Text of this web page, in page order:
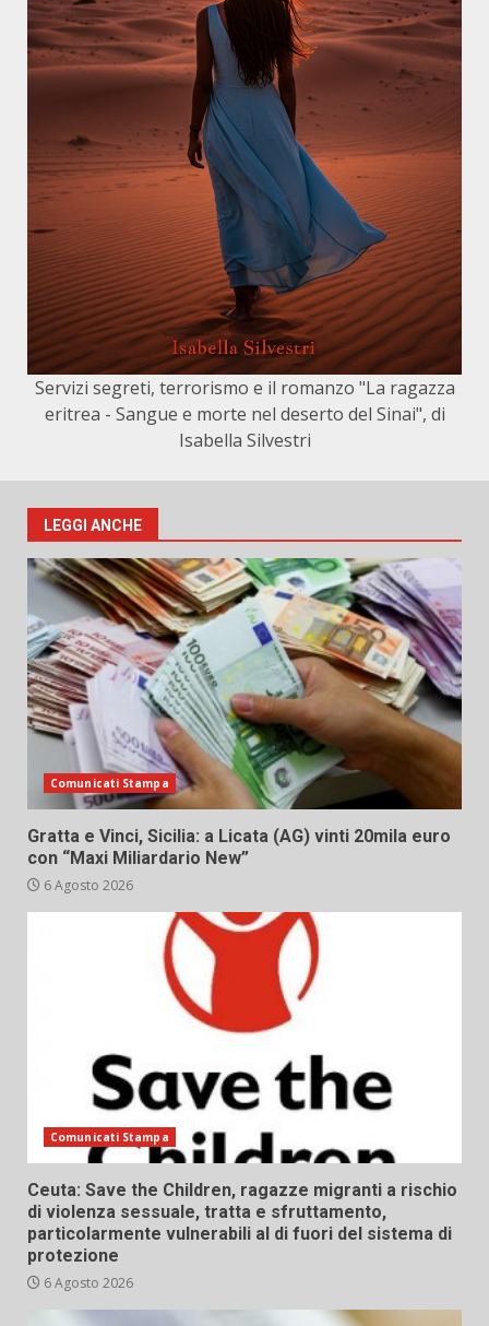
Servizi segreti, terrorismo e il romanzo "La ragazza
eritrea - Sangue e morte nel deserto del Sinai", di
Isabella Silvestri
LEGGI ANCHE
Comunicati Stampa
Gratta e Vinci, Sicilia: a Licata (AG) vinti 20mila euro
con “Maxi Miliardario New”
6 Agosto 2026
Comunicati Stampa
Ceuta: Save the Children, ragazze migranti a rischio
di violenza sessuale, tratta e sfruttamento,
particolarmente vulnerabili al di fuori del sistema di
protezione
6 Agosto 2026